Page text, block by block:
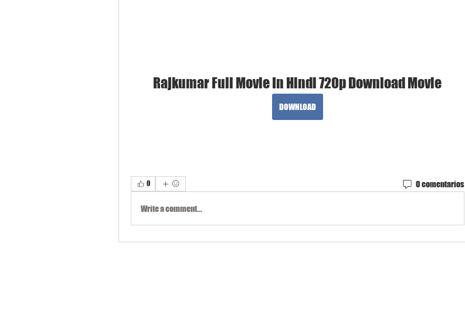
Rajkumar Full Movie In Hindi 720p Download Movie
DOWNLOAD
0 0 comentarios
Write a comment...